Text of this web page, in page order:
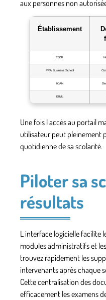
aux personnes non
Établissement
ESGI
PPA Business School
ICAN
EIML
Une fois l accès au portail
utilisateur peut pleinement
quotidienne de sa scolarité.
Piloter sa
résultats
L interface logicielle facilite
modules administratifs et
trouvez rapidement les
intervenants après chaque
Cette centralisation des
efficacement les examens